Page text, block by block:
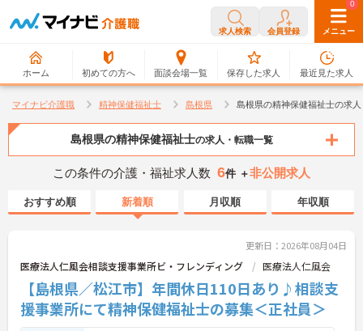
求人検索 会員登録 メニュー
ホーム 初めての方へ 面談会場一覧
0
保存した求人
0
最近見た求人
マイナビ介護職 精神保健福祉士 島根県 島根県の精神保健福祉士の求
島根県の精神保健福祉士の求人・転職一覧
この条件の介護・福祉求人数 6件 ＋非公開求人
おすすめ順 新着順 月収順 年収順
更新日：2026年08月04日
医療法人仁風会相談支援事業所ビ・フレンディング 医療法人仁風会
【島根県／松江市】年間休日110日あり♪相談支
援事業所にて精神保健福祉士の募集＜正社員＞